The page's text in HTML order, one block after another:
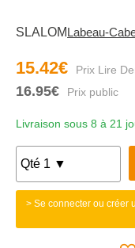
SLALOMLabeau-
15.42€
16.95€
Livraison sous 8 à 21
> Se connecter ou créer